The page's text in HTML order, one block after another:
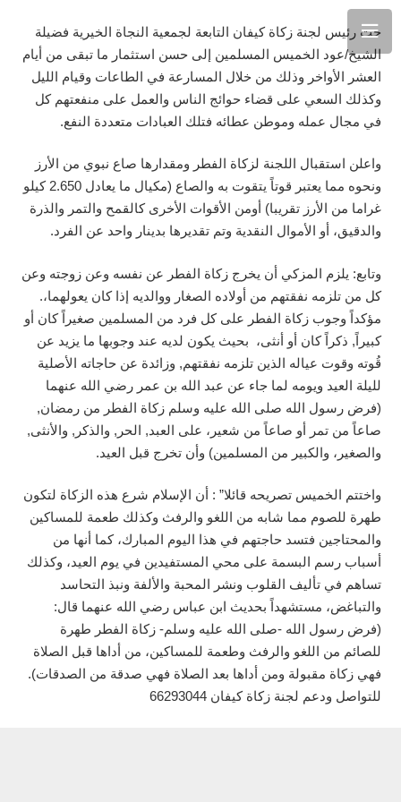
حث رئيس لجنة زكاة كيفان التابعة لجمعية النجاة الخيرية فضيلة
الشيخ/عود الخميس المسلمين إلى حسن استثمار ما تبقى من أيام
العشر الأواخر وذلك من خلال المسارعة في الطاعات وقيام الليل
وكذلك السعي على قضاء حوائج الناس والعمل على منفعتهم كل
في مجال عمله وموطن عطائه فتلك العبادات متعددة النفع.
واعلن استقبال اللجنة لزكاة الفطر ومقدارها صاع نبوي من الأرز
ونحوه مما يعتبر قوتاً يتقوت به والصاع (مكيال ما يعادل 2.650 كيلو
غراما من الأرز تقريبا) أومن الأقوات الأخرى كالقمح والتمر والذرة
والدقيق، أو الأموال النقدية وتم تقديرها بدينار واحد عن الفرد.
وتابع: يلزم المزكي أن يخرج زكاة الفطر عن نفسه وعن زوجته وعن
كل من تلزمه نفقتهم من أولاده الصغار ووالديه إذا كان يعولهما،.
مؤكداً وجوب زكاة الفطر على كل فرد من المسلمين صغيراً كان أو
كبيراً, ذكراً كان أو أنثى، بحيث يكون لديه عند وجوبها ما يزيد عن
قُوته وقوت عياله الذين تلزمه نفقتهم, وزائدة عن حاجاته الأصلية
لليلة العيد ويومه لما جاء عن عبد الله بن عمر رضي الله عنهما
(فرض رسول الله صلى الله عليه وسلم زكاة الفطر من رمضان,
صاعاً من تمر أو صاعاً من شعير، على العبد, الحر, والذكر, والأنثى,
والصغير، والكبير من المسلمين) وأن تخرج قبل العيد.
واختتم الخميس تصريحه قائلا” : أن الإسلام شرع هذه الزكاة لتكون
طهرة للصوم مما شابه من اللغو والرفث وكذلك طعمة للمساكين
والمحتاجين فتسد حاجتهم في هذا اليوم المبارك، كما أنها من
أسباب رسم البسمة على محي المستفيدين في يوم العيد، وكذلك
تساهم في تأليف القلوب ونشر المحبة والألفة ونبذ التحاسد
والتباغض، مستشهداً بحديث ابن عباس رضي الله عنهما قال:
(فرض رسول الله -صلى الله عليه وسلم- زكاة الفطر طهرة
للصائم من اللغو والرفث وطعمة للمساكين، من أداها قبل الصلاة
فهي زكاة مقبولة ومن أداها بعد الصلاة فهي صدقة من الصدقات).
للتواصل ودعم لجنة زكاة كيفان 66293044